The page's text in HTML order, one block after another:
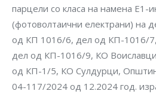
парцели со класа на намена Е1-
(фотоволтаични електрани) на
од КП 1016/6, дел од КП-1016/
дел од КП-1016/9, КО
од КП-1/5, КО Сулдурци,
04-117/2024 од 12.2024 год.